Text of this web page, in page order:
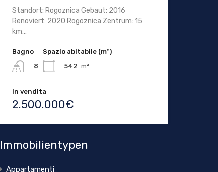
Standort: Rogoznica Gebaut: 2016
Renoviert: 2020 Rogoznica Zentrum: 15
km…
Bagno
8
Spazio abitabile (m²)
542 m²
In vendita
2.500.000€
Immobilientypen
Appartamenti